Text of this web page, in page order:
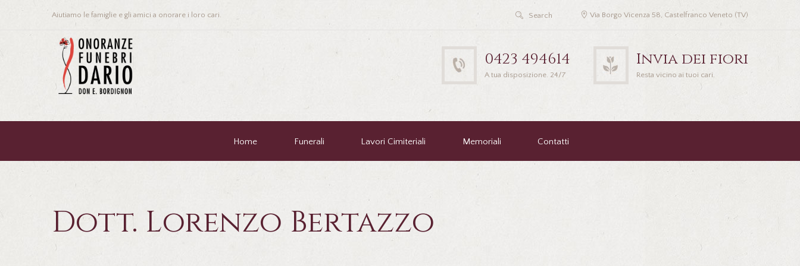
Aiutiamo le famiglie e gli amici a onorare i loro cari. Via Borgo Vicenza 58, Castelfranco Veneto (TV)
0423 494614
A tua disposizione. 24/7
Invia dei fiori
Resta vicino ai tuoi cari.
Home Funerali Lavori Cimiteriali Memoriali Contatti
Dott. Lorenzo Bertazzo